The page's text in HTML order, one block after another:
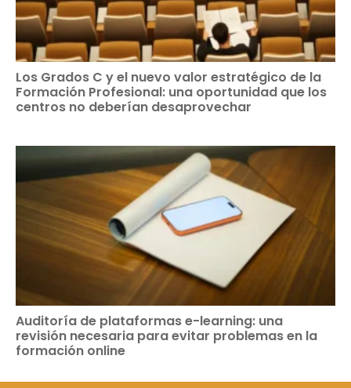
Los Grados C y el nuevo valor estratégico de la
Formación Profesional: una oportunidad que los
centros no deberían desaprovechar
Auditoría de plataformas e-learning: una
revisión necesaria para evitar problemas en la
formación online